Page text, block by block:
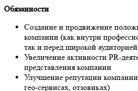
Обязанности
Создание и продвижение
компании (как внутри
так и перед широкой
Увеличение активности PR-
представления компании
Улучшение репутации
гео-сервисах, отзовиках)